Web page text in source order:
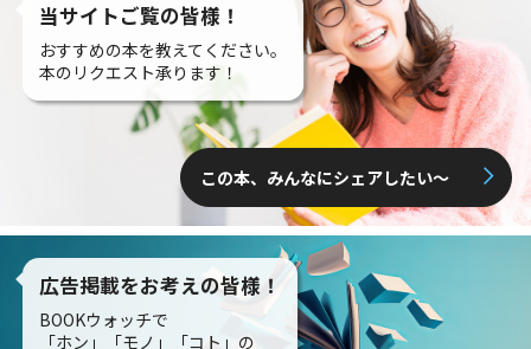
当サイトご覧の皆様！
おすすめの本を教えてください。
本のリクエスト承ります！
この本、みんなにシェアしたい〜
広告掲載をお考えの皆様！
BOOKウォッチで
「ホン」「モノ」「コト」の